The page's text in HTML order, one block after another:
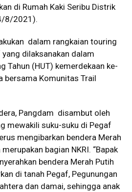
di Rumah Kaki Seribu Distrik
8/2021).
dalam rangkaian touring
dilaksanakan dalam
Tahun (HUT) kemerdekaan ke-
bersama Komunitas Trail
Pangdam disambut oleh
mewakili suku-suku di Pegaf
mengibarkan bendera Merah
bagian NKRI. “Bapak
bendera Merah Putih
di tanah Pegaf, Pegunungan
dan damai, sehingga anak